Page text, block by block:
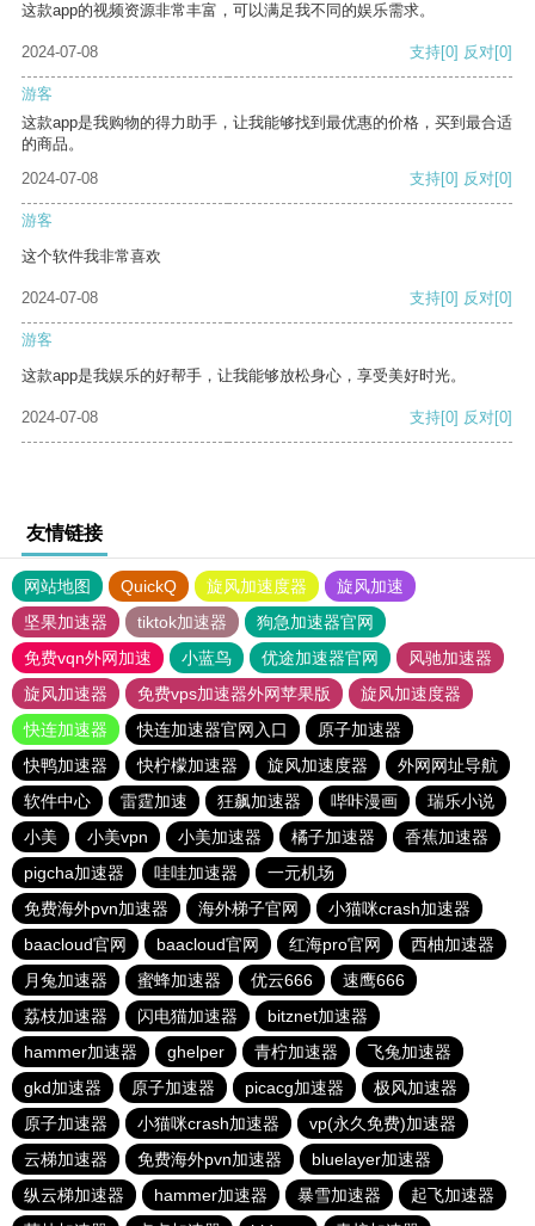
这款app的视频资源非常丰富，可以满足我不同的娱乐需求。
2024-07-08 支持[0] 反对[0]
游客
这款app是我购物的得力助手，让我能够找到最优惠的价格，买到最合适
的商品。
2024-07-08
支持[0] 反对[0]
游客
这个软件我非常喜欢
2024-07-08 支持[0] 反对[0]
游客
这款app是我娱乐的好帮手，让我能够放松身心，享受美好时光。
2024-07-08 支持[0] 反对[0]
友情链接
网站地图 QuickQ 旋风加速度器
旋风加速
坚果加速器
tiktok加速器
狗急加速器官网
免费vqn外网加速
小蓝鸟 优途加速器官网
风驰加速器
旋风加速器
免费vps加速器外网苹果版
旋风加速度器
快连加速器
快连加速器官网入口
原子加速器
快鸭加速器
快柠檬加速器 旋风加速度器
外网网址导航
软件中心
雷霆加速 狂飙加速器 哔咔漫画
瑞乐小说
小美
小美vpn 小美加速器 橘子加速器
香蕉加速器
pigcha加速器
哇哇加速器
一元机场
免费海外pvn加速器
海外梯子官网
小猫咪crash加速器
baacloud官网
baacloud官网 红海pro官网
西柚加速器
月兔加速器
蜜蜂加速器 优云666
速鹰666
荔枝加速器
闪电猫加速器
bitznet加速器
hammer加速器
ghelper 青柠加速器
飞兔加速器
gkd加速器
原子加速器 picacg加速器
极风加速器
原子加速器
小猫咪crash加速器
vp(永久免费)加速器
云梯加速器
免费海外pvn加速器
bluelayer加速器
纵云梯加速器
hammer加速器 暴雪加速器
起飞加速器